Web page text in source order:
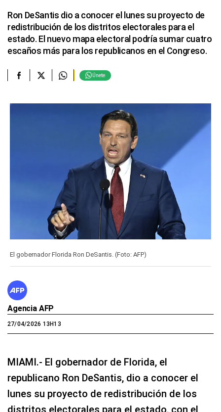
Ron DeSantis dio a conocer el lunes su proyecto de
redistribución de los distritos electorales para el
estado. El nuevo mapa electoral podría sumar cuatro
escaños más para los republicanos en el Congreso.
Únete
El gobernador Florida Ron DeSantis. (Foto: AFP)
Agencia AFP
27/04/2026 13H13
MIAMI.- El gobernador de Florida, el
republicano Ron DeSantis, dio a conocer el
lunes su proyecto de redistribución de los